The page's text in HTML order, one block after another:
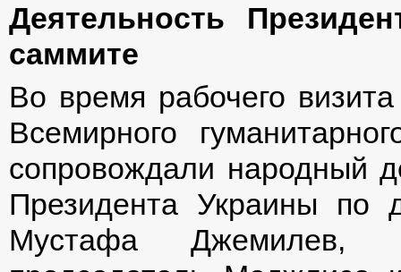
Деятельность
саммите
Во время рабочего
Всемирного
сопровождали народный
Президента Украины по
Мустафа Джемилев,